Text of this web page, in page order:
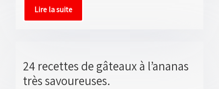
Lire la suite
24 recettes de gâteaux à l’ananas
très savoureuses.